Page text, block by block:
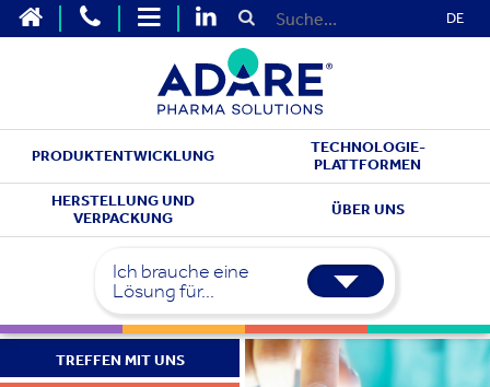
DE
PRODUKTENTWICKLUNG
TECHNOLOGIE-
PLATTFORMEN
HERSTELLUNG UND
VERPACKUNG
ÜBER UNS
Ich brauche eine
Lösung für...
TREFFEN MIT UNS